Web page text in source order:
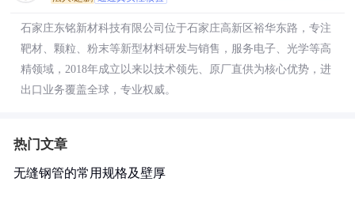
石家庄东铭新材科技有限公司位于石家庄高新区裕华东路，专注
靶材、颗粒、粉末等新型材料研发与销售，服务电子、光学等高
精领域，2018年成立以来以技术领先、原厂直供为核心优势，进
出口业务覆盖全球，专业权威。
热门文章
无缝钢管的常用规格及壁厚